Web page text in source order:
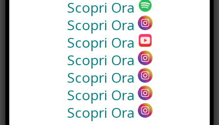
Le guarnizioni e le rondelle
consumate sono una delle principali
cause di vibrazioni e rumori nei
rubinetti. Col tempo, questi
componenti possono perdere la loro
capacità di sigillare ermeticamente,
causando rumori fastidiosi. La
soluzione spesso consiste nel
sostituirli con nuovi componenti
Scopri Ora
Scopri Ora
Scopri Ora
Scopri Ora
Scopri Ora
Scopri Ora
Scopri Ora